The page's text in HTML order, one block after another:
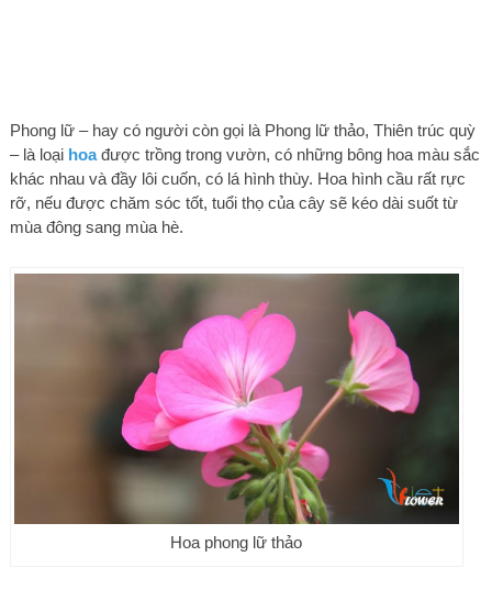
Phong lữ – hay có người còn gọi là Phong lữ thảo, Thiên trúc quỳ
– là loại hoađược trồng trong vườn, có những bông hoa màu sắc
khác nhau và đầy lôi cuốn, có lá hình thùy. Hoa hình cầu rất rực
rỡ, nếu được chăm sóc tốt, tuổi thọ của cây sẽ kéo dài suốt từ
mùa đông sang mùa hè.
Hoa phong lữ thảo